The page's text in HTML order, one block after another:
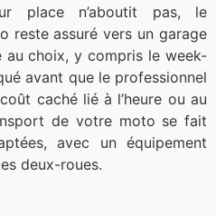
place n’aboutit pas, le
reste assuré vers un garage
au choix, y compris le week-
avant que le professionnel
caché lié à l’heure ou au
de votre moto se fait
avec un équipement
deux-roues.